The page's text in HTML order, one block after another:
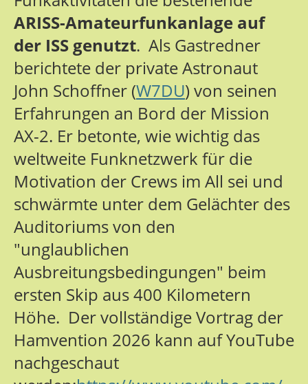
ARISS-Amateurfunkanlage auf
der ISS genutzt. Als Gastredner
berichtete der private Astronaut
John Schoffner (W7DU) von seinen
Erfahrungen an Bord der Mission
AX-2. Er betonte, wie wichtig das
weltweite Funknetzwerk für die
Motivation der Crews im All sei und
schwärmte unter dem Gelächter des
Auditoriums von den
"unglaublichen
Ausbreitungsbedingungen" beim
ersten Skip aus 400 Kilometern
Höhe. Der vollständige Vortrag der
Hamvention 2026 kann auf YouTube
nachgeschaut